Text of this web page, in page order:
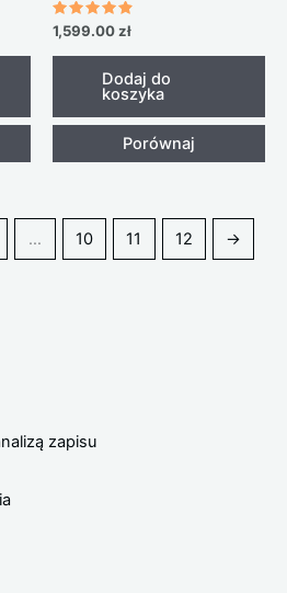
zapisu
Oceniono
4.63
na 5
1,599.00zł
Dodaj do
koszyka
Porównaj
… 10 11 12 →